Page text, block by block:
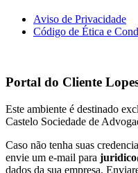
Aviso de Privacidade
Código de Ética e
Portal do Cliente
Este ambiente é destinado
Castelo Sociedade de
Caso não tenha suas
envie um e-mail para
dados da sua empresa.